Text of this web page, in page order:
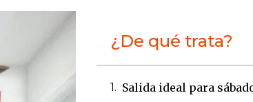
¿De qué trata?
Salida ideal para